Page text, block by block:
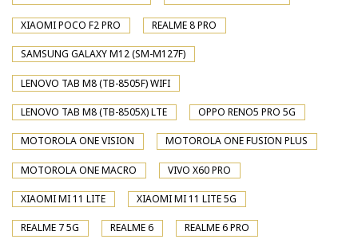
XIAOMI POCO F2 PRO REALME 8 PRO
SAMSUNG GALAXY M12 (SM-M127F)
LENOVO TAB M8 (TB-8505F) WIFI
LENOVO TAB M8 (TB-8505X) LTE OPPO RENO5 PRO 5G
MOTOROLA ONE VISION MOTOROLA ONE FUSION PLUS
MOTOROLA ONE MACRO VIVO X60 PRO
XIAOMI MI 11 LITE XIAOMI MI 11 LITE 5G
REALME 7 5G REALME 6 REALME 6 PRO